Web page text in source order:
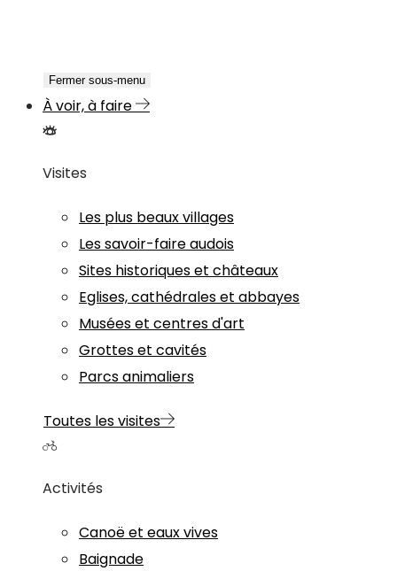
Fermer sous-menu
À voir, à faire
Visites
Les plus beaux villages
Les savoir-faire audois
Sites historiques et châteaux
Eglises, cathédrales et abbayes
Musées et centres d'art
Grottes et cavités
Parcs animaliers
Toutes les visites
Activités
Canoë et eaux vives
Baignade